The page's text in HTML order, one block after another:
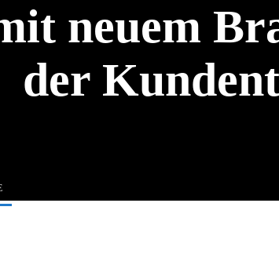
neuem
der